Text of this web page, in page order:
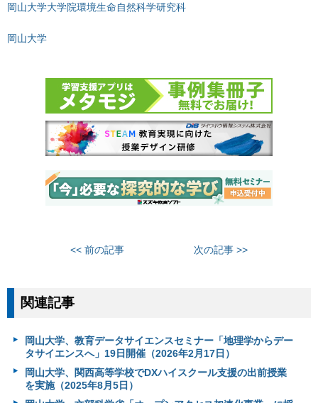
岡山大学大学院環境生命自然科学研究科
岡山大学
<< 前の記事 次の記事 >>
関連記事
岡山大学、教育データサイエンスセミナー「地理学からデー
タサイエンスへ」19日開催（2026年2月17日）
岡山大学、関西高等学校でDXハイスクール支援の出前授業
を実施（2025年8月5日）